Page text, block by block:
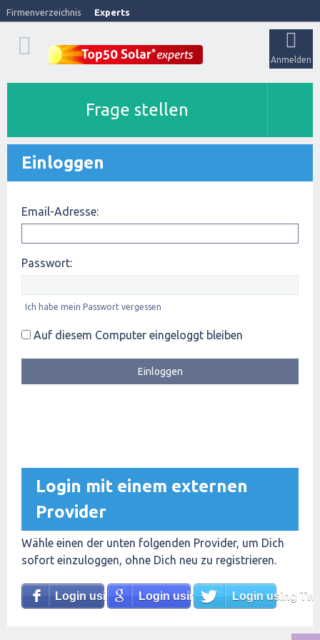
Firmenverzeichnis Experts
Anmelden
Frage stellen
Einloggen
Email-Adresse:
Passwort:
Ich habe mein Passwort vergessen
Auf diesem Computer eingeloggt bleiben
Login mit einem externen
Provider
Wähle einen der unten folgenden Provider, um Dich
sofort einzuloggen, ohne Dich neu zu registrieren.
Login using FacebookLogin using GoogleLogin using